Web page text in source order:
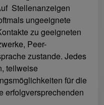
Stellenanzeigen
ungeeignete
zu geeigneten
Peer-
zustande. Jedes
teilweise
für die
erfolgversprechenden